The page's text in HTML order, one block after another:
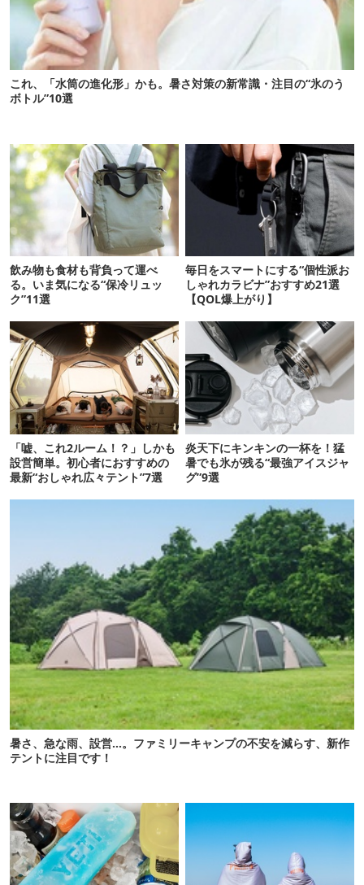
これ、「水筒の進化形」かも。暑さ対策の新常識・注目の“氷のう
ボトル”10選
飲み物も食材も背負って運べ
る。いま気になる“保冷リュッ
ク”11選
毎日をスマートにする“個性派お
しゃれカラビナ”おすすめ21選
【QOL爆上がり】
「嘘、これ2ルーム！？」しかも
設営簡単。初心者におすすめの
最新“おしゃれ広々テント”7選
炎天下にキンキンの一杯を！猛
暑でも氷が残る“最強アイスジャ
グ”9選
暑さ、急な雨、設営…。ファミリーキャンプの不安を減らす、新作
テントに注目です！